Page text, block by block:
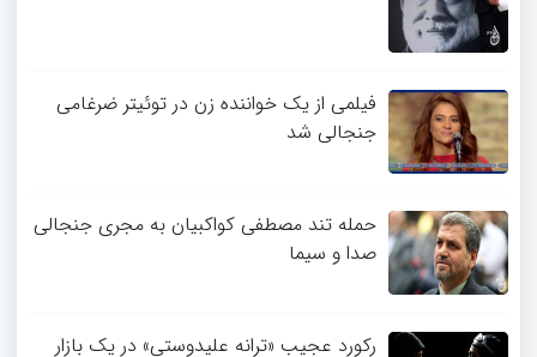
فیلمی از یک خواننده زن در توئیتر ضرغامی
جنجالی شد
حمله تند مصطفی کواکبیان به مجری جنجالی
صدا و سیما
رکورد عجیب «ترانه علیدوستی» در یک بازار